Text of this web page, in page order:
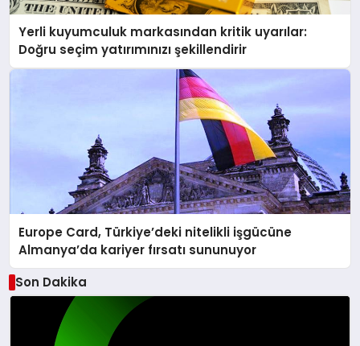
Yerli kuyumculuk markasından kritik uyarılar:
Doğru seçim yatırımınızı şekillendirir
Europe Card, Türkiye’deki nitelikli işgücüne
Almanya’da kariyer fırsatı sununuyor
Son Dakika